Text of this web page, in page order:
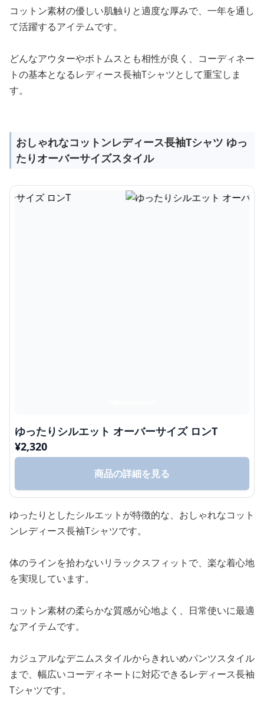
コットン素材の優しい肌触りと適度な厚みで、一年を通し
て活躍するアイテムです。
どんなアウターやボトムスとも相性が良く、コーディネー
トの基本となるレディース長袖Tシャツとして重宝しま
す。
おしゃれなコットンレディース長袖Tシャツ ゆっ
たりオーバーサイズスタイル
ゆったりシルエット オーバーサイズ ロンT
¥2,320
商品の詳細を見る
ゆったりとしたシルエットが特徴的な、おしゃれなコット
ンレディース長袖Tシャツです。
体のラインを拾わないリラックスフィットで、楽な着心地
を実現しています。
コットン素材の柔らかな質感が心地よく、日常使いに最適
なアイテムです。
カジュアルなデニムスタイルからきれいめパンツスタイル
まで、幅広いコーディネートに対応できるレディース長袖
Tシャツです。